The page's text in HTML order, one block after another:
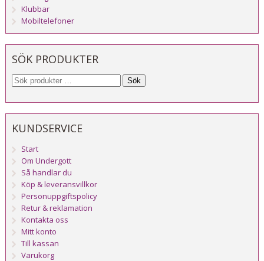
Klubbar
Mobiltelefoner
SÖK PRODUKTER
Sök
KUNDSERVICE
Start
Om Undergott
Så handlar du
Köp & leveransvillkor
Personuppgiftspolicy
Retur & reklamation
Kontakta oss
Mitt konto
Till kassan
Varukorg